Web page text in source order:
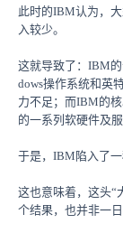
此时的IBM认为，
入较少。
这就导致了：IBM
dows操作系统和英
力不足；而IBM的
的一系列软硬件及
于是，IBM陷入了一
这也意味着，这头“
个结果，也并非一日